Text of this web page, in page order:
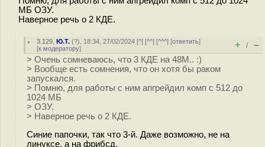
МБ ОЗУ.
Наверное речь о 2 КДЕ.
3.129 ,Ю.Т. (?), 18:34, 27/02/2024 [^] [^^] [^^^] [ответить]
[к модератору] + / –
> Очень сомневаюсь, что 3 КДЕ на 48М.. :)
> Вообще есть сомнения, что он хотя бы раком
запускался.
> Помню, для работы с ним апгрейдил комп с 512 до
1024 МБ
> ОЗУ.
> Наверное речь о 2 КДЕ.
Синие папочки, так что 3-й. Даже возможно, не на
линуксе, а на фрибсд.